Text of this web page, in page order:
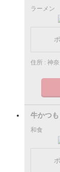
ラーメン
住所 : 神
牛かつ
和食